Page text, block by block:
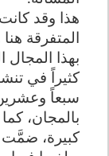
هذا وقد
المتفرقة
بهذا
كثيراً في
سبعاً
بالمجان،
كبيرة، ضمَّت